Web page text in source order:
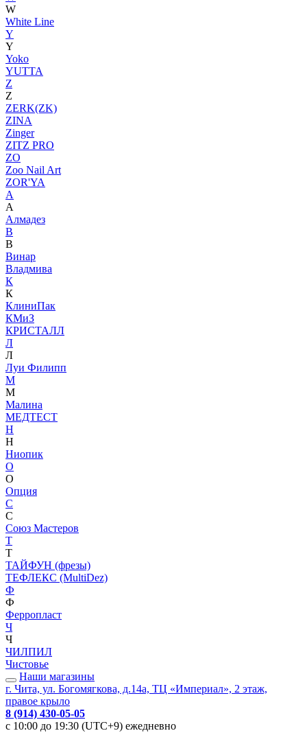
W
White Line
Y
Y
Yoko
YUTTA
Z
Z
ZERK(ZK)
ZINA
Zinger
ZITZ PRO
ZO
Zoo Nail Art
ZOR'YA
А
А
Алмадез
В
В
Винар
Владмива
К
К
КлиниПак
КМиЗ
КРИСТАЛЛ
Л
Л
Луи Филипп
М
М
Малина
МЕДТЕСТ
Н
Н
Ниопик
О
О
Опция
С
С
Союз Мастеров
Т
Т
ТАЙФУН (фрезы)
ТЕФЛЕКС (MultiDez)
Ф
Ф
Ферропласт
Ч
Ч
ЧИЛПИЛ
Чистовье
Наши магазины
г. Чита, ул. Богомягкова, д.14а, ТЦ «Империал», 2 этаж,
правое крыло
8 (914) 430-05-05
с 10:00 до 19:30 (UTC+9) ежедневно